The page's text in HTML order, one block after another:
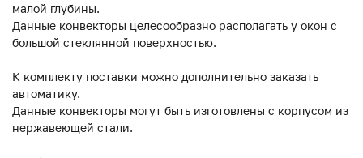
малой глубины.
Данные конвекторы целесообразно располагать у окон с
большой стеклянной поверхностью.
К комплекту поставки можно дополнительно заказать
автоматику.
Данные конвекторы могут быть изготовлены с корпусом из
нержавеющей стали.